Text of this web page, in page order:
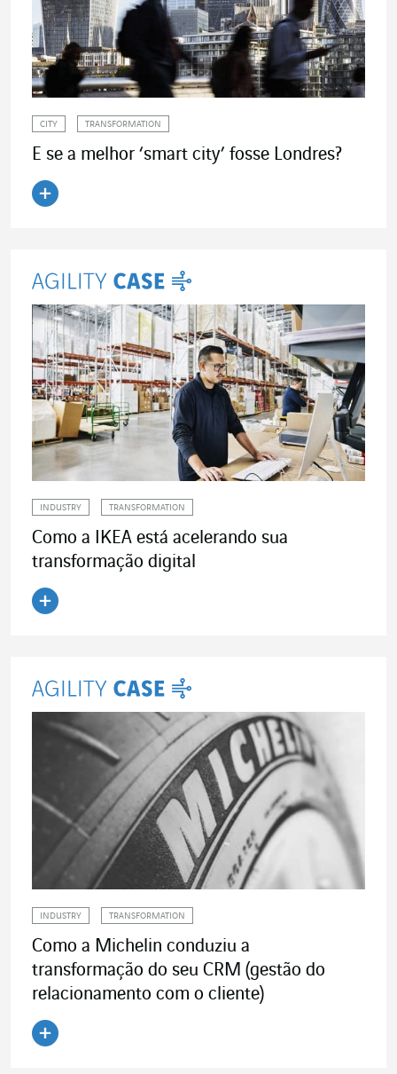
CITY TRANSFORMATION
E se a melhor ‘smart city’ fosse Londres?
INDUSTRY TRANSFORMATION
Como a IKEA está acelerando sua
transformação digital
INDUSTRY TRANSFORMATION
Como a Michelin conduziu a
transformação do seu CRM (gestão do
relacionamento com o cliente)